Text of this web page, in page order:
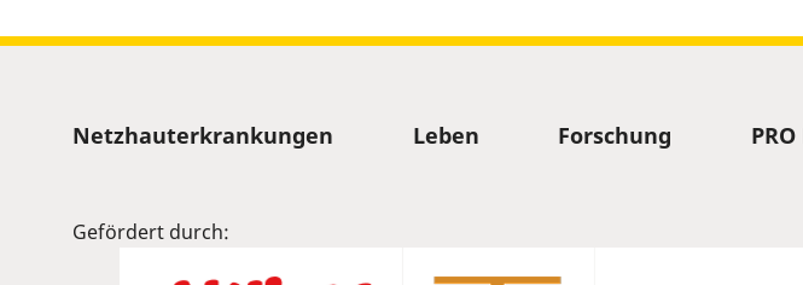
Sitemap
Netzhauterkrankungen Leben Forschung
Gefördert durch: